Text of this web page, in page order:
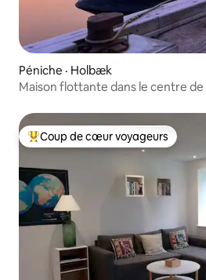
Péniche · Holbæk
Maison flottante dans le centre
Coup de cœur voyageurs parmi
Coup de cœur voyageurs